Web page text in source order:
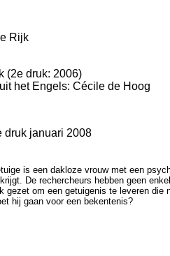
Rijk
(2e druk: 2006)
het Engels: Cécile de Hoog
druk januari 2008
is een dakloze vrouw met een
De rechercheurs hebben geen
om een getuigenis te leveren
hij gaan voor een bekentenis?